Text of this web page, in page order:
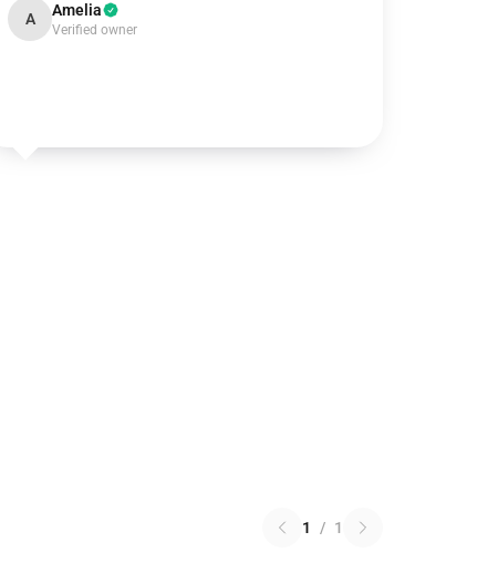
A Amelia
Verified owner
1 / 1